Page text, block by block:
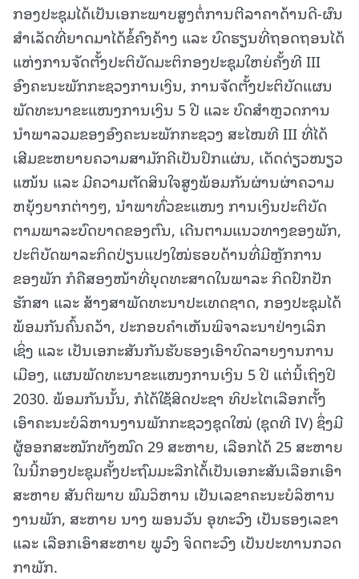
ກອງປະຊຸມໄດ້ເປັນເອກະພາບສູງຕໍ່ການຕີລາຄາດ້ານດີ-ຜົນ
ສໍາເລັດທີ່ຍາດມາໄດ້ຂໍ້ຄົງຄ້າງ ແລະ ບົດຮຽນທີ່ຖອດຖອນໄດ້
ແຫ່ງການຈັດຕັ້ງປະຕິບັດມະຕິກອງປະຊຸມໃຫຍ່ຄັ້ງທີ III
ອົງຄະນະພັກກະຊວງການເງິນ, ການຈັດຕັ້ງປະຕິບັດແຜນ
ພັດທະນາຂະແໜງການເງິນ 5 ປີ ແລະ ບົດສໍາຫຼວດການ
ນໍາພາລວມຂອງອົງຄະນະພັກກະຊວງ ສະໄໝທີ III ທີ່ໄດ້
ເສີມຂະຫຍາຍຄວາມສາມັກຄີເປັນປຶກແຜ່ນ, ເດັດດ່ຽວໜຽວ
ແໜ້ນ ແລະ ມີຄວາມຕັດສິນໃຈສູງພ້ອມກັນຜ່ານຜ່າຄວາມ
ຫຍຸ້ງຍາກຕ່າງໆ, ນໍາພາທົ່ວຂະແໜງ ການເງິນປະຕິບັດ
ຕາມພາລະບົດບາດຂອງຕົນ, ເດີນຕາມແນວທາງຂອງພັກ,
ປະຕິບັດພາລະກິດປ່ຽນແປງໃໝ່ຮອບດ້ານທີ່ມີຫຼັກການ
ຂອງພັກ ກໍຄືສອງໜ້າທີ່ຍຸດທະສາດໃນພາລະ ກິດປົກປັກ
ຮັກສາ ແລະ ສ້າງສາພັດທະນາປະເທດຊາດ, ກອງປະຊຸມໄດ້
ພ້ອມກັນຄົ້ນຄວ້າ, ປະກອບຄໍາເຫັນພິຈາລະນາຢ່າງເລິກ
ເຊິ່ງ ແລະ ເປັນເອກະສັນກັນຮັບຮອງເອົາບົດລາຍງານການ
ເມືອງ, ແຜນພັດທະນາຂະແໜງການເງິນ 5 ປີ ແຕ່ນີ້ເຖິງປີ
2030. ພ້ອມກັນນັ້ນ, ກໍໄດ້ໃຊ້ສິດປະຊາ ທິປະໄຕເລືອກຕັ້ງ
ເອົາຄະນະບໍລິຫານງານພັກກະຊວງຊຸດໃໝ່ (ຊຸດທີ IV) ຊຶ່ງມີ
ຜູ້ອອກສະໝັກທັງໝົດ 29 ສະຫາຍ, ເລືອກໄດ້ 25 ສະຫາຍ
ໃນນີ້ກອງປະຊຸມຄັ້ງປະຖົມມະລືກໄດ້້ເປັນເອກະສັນເລືອກເອົາ
ສະຫາຍ ສັນຕິພາບ ພົມວິຫານ ເປັນເລຂາຄະນະບໍລິຫານ
ງານພັກ, ສະຫາຍ ນາງ ພອນວັນ ອຸທະວົງ ເປັນຮອງເລຂາ
ແລະ ເລືອກເອົາສະຫາຍ ພູວົງ ຈິດຕະວົງ ເປັນປະທານກວດ
ກາພັກ.